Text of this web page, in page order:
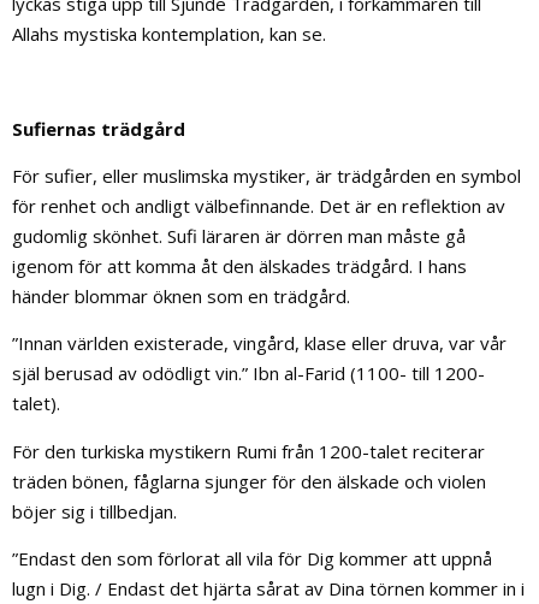
Allahs mystiska kontemplation, kan se.
Sufiernas trädgård
För sufier, eller muslimska mystiker, är trädgården en symbol
för renhet och andligt välbefinnande. Det är en reflektion av
gudomlig skönhet. Sufi läraren är dörren man måste gå
igenom för att komma åt den älskades trädgård. I hans
händer blommar öknen som en trädgård.
”Innan världen existerade, vingård, klase eller druva, var vår
själ berusad av odödligt vin.” Ibn al-Farid (1100- till 1200-
talet).
För den turkiska mystikern Rumi från 1200-talet reciterar
träden bönen, fåglarna sjunger för den älskade och violen
böjer sig i tillbedjan.
”Endast den som förlorat all vila för Dig kommer att uppnå
lugn i Dig. / Endast det hjärta sårat av Dina törnen kommer in i